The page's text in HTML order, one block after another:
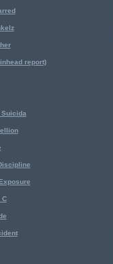
report)
Suicida
C